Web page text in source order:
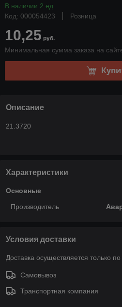
В наличии 2 ед.
Код: 000054423
Розница
10,25 руб.
Минимальная сумма заказа на
Описание
21.3720
Характеристики
Основные
Производитель
Условия доставки
Доставка осуществляется только
Самовывоз
Транспортная компания